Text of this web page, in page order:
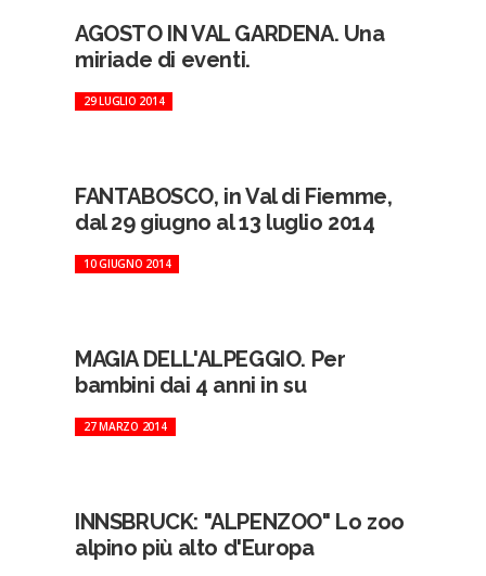
AGOSTO IN VAL GARDENA. Una
miriade di eventi.
29 LUGLIO 2014
FANTABOSCO, in Val di Fiemme,
dal 29 giugno al 13 luglio 2014
10 GIUGNO 2014
MAGIA DELL'ALPEGGIO. Per
bambini dai 4 anni in su
27 MARZO 2014
INNSBRUCK: "ALPENZOO" Lo zoo
alpino più alto d'Europa